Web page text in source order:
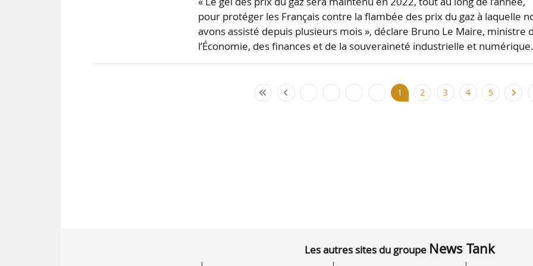
pour protéger les Français contre la flambée des prix du gaz à laquelle
avons assisté depuis plusieurs mois », déclare Bruno Le Maire, ministre
l’Économie, des finances et de la souveraineté industrielle et
1 2 3 4 5
Les autres sites du groupe News Tank